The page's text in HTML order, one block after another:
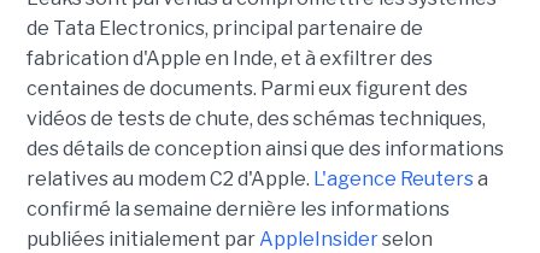
de Tata Electronics, principal partenaire de
fabrication d'Apple en Inde, et à exfiltrer des
centaines de documents. Parmi eux figurent des
vidéos de tests de chute, des schémas techniques,
des détails de conception ainsi que des informations
relatives au modem C2 d'Apple. L'agence Reutersa
confirmé la semaine dernière les informations
publiées initialement parAppleInsiderselon